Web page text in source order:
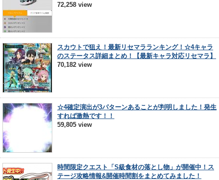
72,258 view
スカウトで狙え！最新リセマラランキング！☆4キャラ
のステータス詳細まとめ！【最新キャラ対応リセマラ】
70,182 view
☆4確定演出が3パターンあることが判明しました！発生
すれば激熱です！！
59,805 view
時間限定クエスト「S級食材の落とし物」が開催中！ス
テージ攻略情報&開催時間割をまとめてみました！